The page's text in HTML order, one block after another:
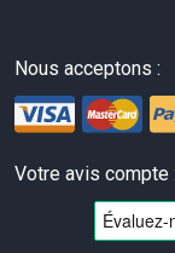
Nous acceptons :
Votre avis compte :